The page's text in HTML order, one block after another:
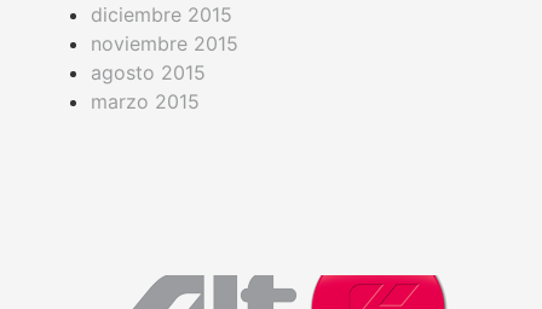
diciembre 2015
noviembre 2015
agosto 2015
marzo 2015